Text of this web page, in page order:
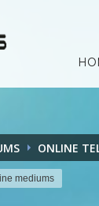
ONLINE
mediums